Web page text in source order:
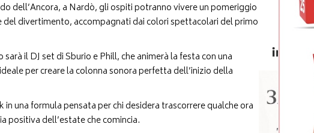
dell’Ancora, a Nardò, gli ospiti potranno vivere un pomeriggio
del divertimento, accompagnati dai colori spettacolari del primo
il DJ set di Sburio e Phill, che animerà la festa con una
per creare la colonna sonora perfetta dell’inizio della
in una formula pensata per chi desidera trascorrere qualche ora
positiva dell’estate che comincia.